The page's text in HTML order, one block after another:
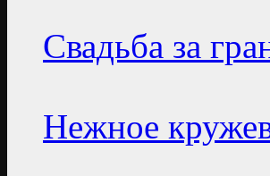
Свадьба за
Нежное